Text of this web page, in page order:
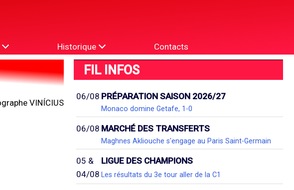
Historique Contacts
FIL INFOS
06/08 PRÉPARATION SAISON 2026/27
Monaco domine Getafe, 1-0
06/08 MARCHÉ DES TRANSFERTS
Maghnes Akliouche s'engage au Paris Saint-Germain
05 &
04/08
LIGUE DES CHAMPIONS
Les résultats du 3e tour aller de la C1